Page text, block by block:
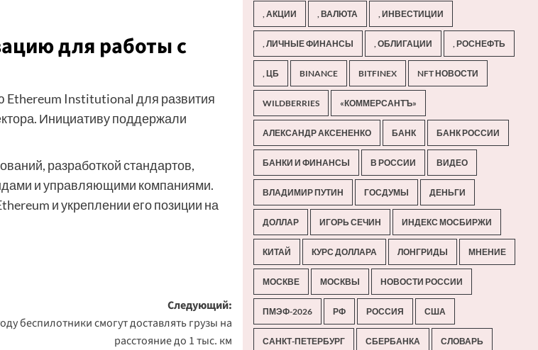
для работы с
Ethereum Institutional для развития
Инициативу поддержали
разработкой стандартов,
и управляющими компаниями.
и укреплении его позиции на
Следующий:
беспилотники смогут доставлять грузы на
расстояние до 1 тыс. км
, АКЦИИ , ВАЛЮТА , ИНВЕСТИЦИИ
, ЛИЧНЫЕ ФИНАНСЫ , ОБЛИГАЦИИ , РОСНЕФТЬ
, ЦБ BINANCE BITFINEX NFT НОВОСТИ
WILDBERRIES «КОММЕРСАНТЪ»
АЛЕКСАНДР АКСЕНЕНКО БАНК БАНК РОССИИ
БАНКИ И ФИНАНСЫ В РОССИИ ВИДЕО
ВЛАДИМИР ПУТИН ГОСДУМЫ ДЕНЬГИ
ДОЛЛАР ИГОРЬ СЕЧИН ИНДЕКС МОСБИРЖИ
КИТАЙ КУРС ДОЛЛАРА ЛОНГРИДЫ МНЕНИЕ
МОСКВЕ МОСКВЫ НОВОСТИ РОССИИ
ПМЭФ-2026 РФ РОССИЯ США
САНКТ-ПЕТЕРБУРГ СБЕРБАНКА СЛОВАРЬ